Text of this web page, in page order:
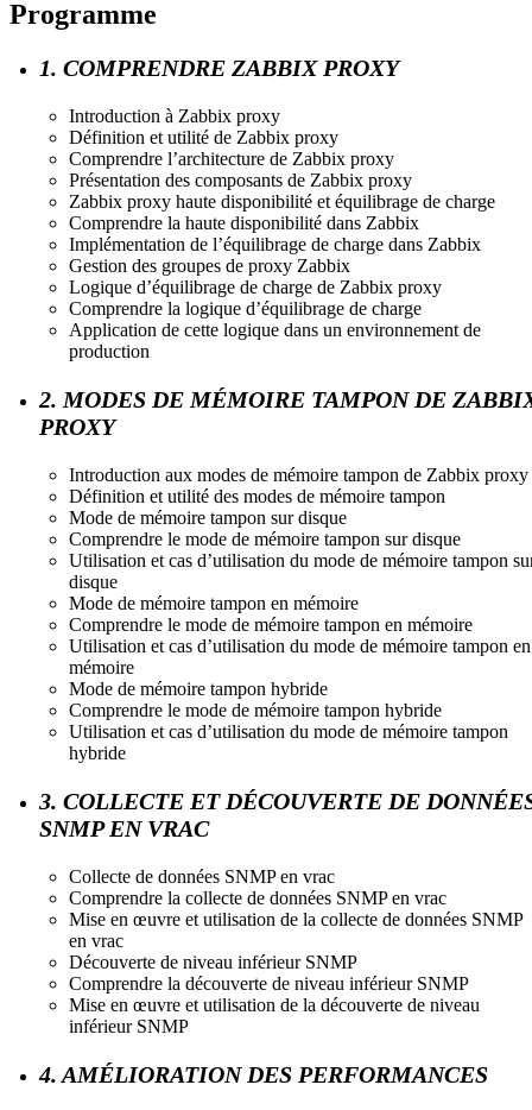
Programme
1. COMPRENDRE ZABBIX PROXY
Introduction à Zabbix proxy
Définition et utilité de Zabbix proxy
Comprendre l’architecture de Zabbix proxy
Présentation des composants de Zabbix proxy
Zabbix proxy haute disponibilité et équilibrage de charge
Comprendre la haute disponibilité dans Zabbix
Implémentation de l’équilibrage de charge dans Zabbix
Gestion des groupes de proxy Zabbix
Logique d’équilibrage de charge de Zabbix proxy
Comprendre la logique d’équilibrage de charge
Application de cette logique dans un environnement de
production
2. MODES DE MÉMOIRE TAMPON DE
PROXY
Introduction aux modes de mémoire tampon de Zabbix proxy
Définition et utilité des modes de mémoire tampon
Mode de mémoire tampon sur disque
Comprendre le mode de mémoire tampon sur disque
Utilisation et cas d’utilisation du mode de mémoire tampon
disque
Mode de mémoire tampon en mémoire
Comprendre le mode de mémoire tampon en mémoire
Utilisation et cas d’utilisation du mode de mémoire tampon en
mémoire
Mode de mémoire tampon hybride
Comprendre le mode de mémoire tampon hybride
Utilisation et cas d’utilisation du mode de mémoire tampon
hybride
3. COLLECTE ET DÉCOUVERTE DE
SNMP EN VRAC
Collecte de données SNMP en vrac
Comprendre la collecte de données SNMP en vrac
Mise en œuvre et utilisation de la collecte de données SNMP
en vrac
Découverte de niveau inférieur SNMP
Comprendre la découverte de niveau inférieur SNMP
Mise en œuvre et utilisation de la découverte de niveau
inférieur SNMP
4. AMÉLIORATION DES PERFORMANCES